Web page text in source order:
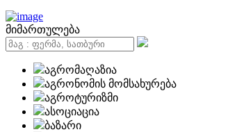
მიმართულება
აგრომაღაზია
აგრონომის მომსახურება
აგროტურიზმი
ასოციაცია
ბაზარი